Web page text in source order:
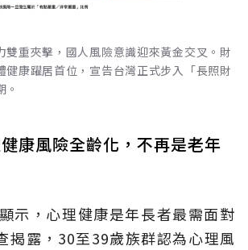
雙重夾擊，國人風險意識迎來黃金交叉。財
健康躍居首位，宣告台灣正式步入「長照財
康風險全齡化，不再是老年
示，心理健康是年長者最需面對
揭露，30至39歲族群認為心理風